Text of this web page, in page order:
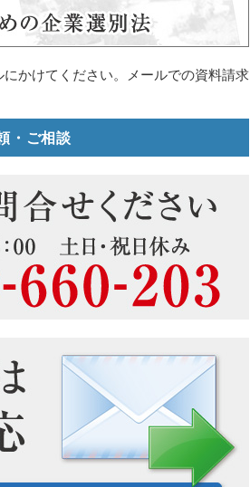
かけてください。メールでの資料請求
・ご相談